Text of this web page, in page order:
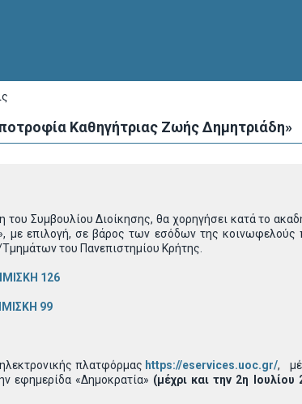
Καθηγήτριας Ζωής Δημητριάδη»
Συμβουλίου Διοίκησης, θα χορηγήσει κατά το
με επιλογή, σε βάρος των εσόδων της
του Πανεπιστημίου Κρήτης.
126
99
πλατφόρμας https://eservices.uoc.gr/,
εφημερίδα «Δημοκρατία» (μέχρι και την 2η Ιουλίου